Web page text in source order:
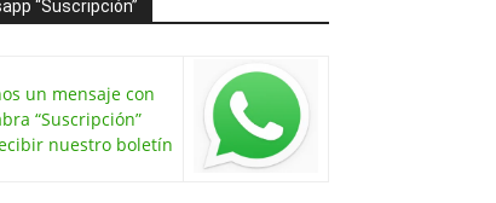
“Suscripción”
un mensaje con
“Suscripción”
nuestro boletín